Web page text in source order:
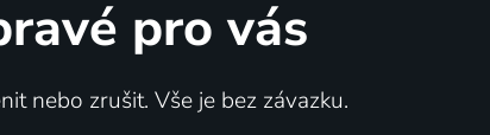
pro vás
nebo zrušit. Vše je bez závazku.